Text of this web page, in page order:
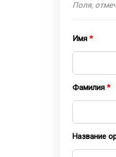
Поля,
Имя
Фамилия
Название